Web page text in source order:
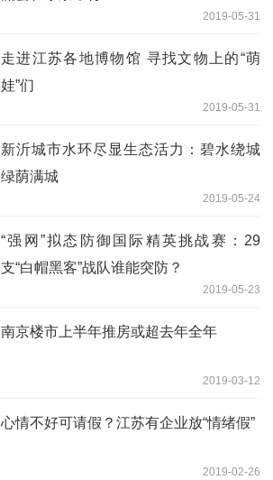
2019-05-31
走进江苏各地博物馆 寻找文物上的“萌
娃”们
2019-05-31
新沂城市水环尽显生态活力：碧水绕城
绿荫满城
2019-05-24
“强网”拟态防御国际精英挑战赛：29
支“白帽黑客”战队谁能突防？
2019-05-23
南京楼市上半年推房或超去年全年
2019-03-12
心情不好可请假？江苏有企业放“情绪假”
2019-02-26